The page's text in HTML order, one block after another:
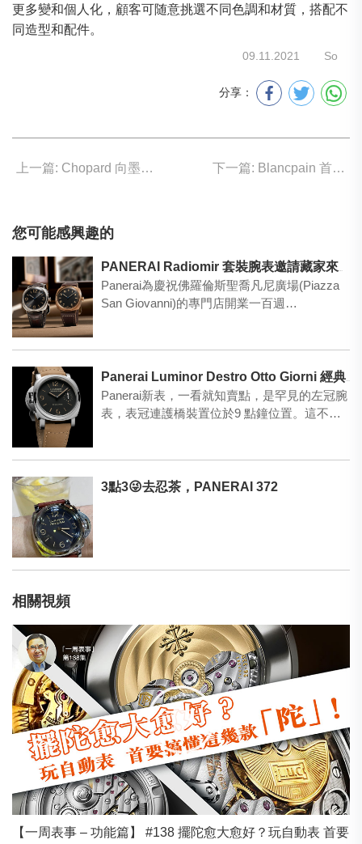
更多變和個人化，顧客可随意挑選不同色調和材質，搭配不
同造型和配件。
09.11.2021 So
分享：
上一篇: Chopard 向墨西哥的亡靈節傳統致敬 下一篇: Blancpain 首款鈦合金Bathyscaphe問世
您可能感興趣的
Panerai為慶祝佛羅倫斯聖喬凡尼廣場(Piazza
San Giovanni)的專門店開業一百週…
Panerai新表，一看就知賣點，是罕見的左冠腕
表，表冠連護橋裝置位於9 點鐘位置。這不是
3點3😜去忍茶，PANERAI 372
相關視頻
【一周表事 – 功能篇】 #138 擺陀愈大愈好？玩自動表 首要